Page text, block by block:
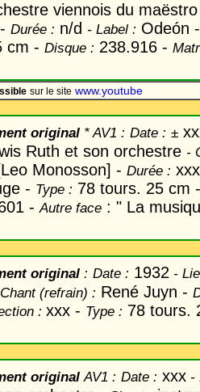
viennois du
Durée : n/d - Label : Odeón
cm - Disque : 238.916 -
sur le site www.youtube
original * AV1 : Date : ±
Ruth et son orchestre -
Monosson] - Durée : xxx
- Type : 78 tours. 25 cm
- Autre face : " La
original : Date : 1932 -
Chant(refrain) : René Juyn -
: xxx - Type : 78 tours.
originalAV1 : Date : xxx -